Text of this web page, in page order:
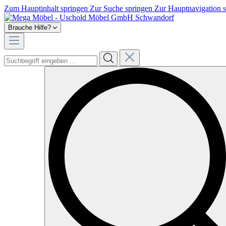
Zum Hauptinhalt springen Zur Suche springen Zur Hauptnavigation
Brauche Hilfe?